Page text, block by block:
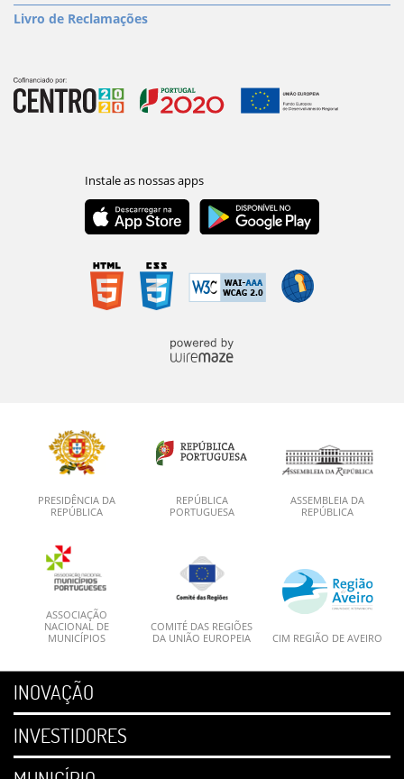
Livro de Reclamações
PRESIDÊNCIA DA
REPÚBLICA
REPÚBLICA
PORTUGUESA
ASSEMBLEIA DA
REPÚBLICA
ASSOCIAÇÃO
NACIONAL DE
MUNICÍPIOS
COMITÉ DAS REGIÕES
DA UNIÃO EUROPEIA
CIM REGIÃO DE AVEIRO
INOVAÇÃO
INVESTIDORES